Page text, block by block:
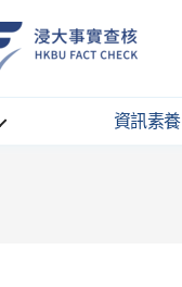
資訊素養